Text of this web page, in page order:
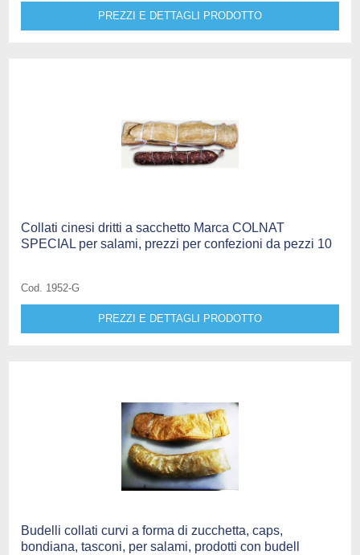
PREZZI E DETTAGLI PRODOTTO
Collati cinesi dritti a sacchetto Marca COLNAT
SPECIAL per salami, prezzi per confezioni da pezzi 10
Cod. 1952-G
PREZZI E DETTAGLI PRODOTTO
Budelli collati curvi a forma di zucchetta, caps,
bondiana, tasconi, per salami, prodotti con budell